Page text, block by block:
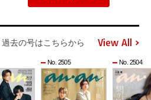
過去の号はこちらから View All
No. 2505 No. 2504